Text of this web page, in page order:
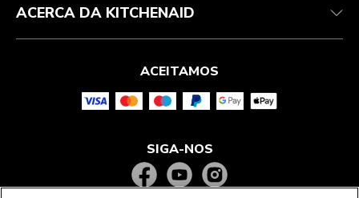
ACERCA DA KITCHENAID
ACEITAMOS
SIGA-NOS